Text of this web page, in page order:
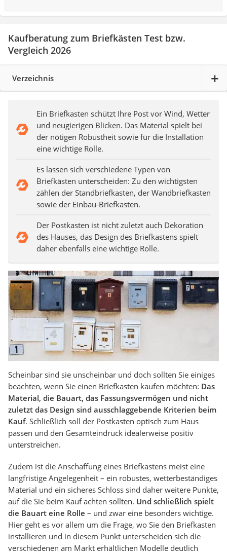
Kaufberatung zum Briefkästen Test bzw.
Vergleich 2026
Verzeichnis
Ein Briefkasten schützt Ihre Post vor Wind, Wetter
und neugierigen Blicken. Das Material spielt bei
der nötigen Robustheit sowie für die Installation
eine wichtige Rolle.
Es lassen sich verschiedene Typen von
Briefkästen unterscheiden: Zu den wichtigsten
zählen der Standbriefkasten, der Wandbriefkasten
sowie der Einbau-Briefkasten.
Der Postkasten ist nicht zuletzt auch Dekoration
des Hauses, das Design des Briefkastens spielt
daher ebenfalls eine wichtige Rolle.
Scheinbar sind sie unscheinbar und doch sollten Sie einiges
beachten, wenn Sie einen Briefkasten kaufen möchten: Das
Material, die Bauart, das Fassungsvermögen und nicht
zuletzt das Design sind ausschlaggebende Kriterien beim
Kauf. Schließlich soll der Postkasten optisch zum Haus
passen und den Gesamteindruck idealerweise positiv
unterstreichen.
Zudem ist die Anschaffung eines Briefkastens meist eine
langfristige Angelegenheit – ein robustes, wetterbeständiges
Material und ein sicheres Schloss sind daher weitere Punkte,
auf die Sie beim Kauf achten sollten. Und schließlich spielt
die Bauart eine Rolle – und zwar eine besonders wichtige.
Hier geht es vor allem um die Frage, wo Sie den Briefkasten
installieren und in diesem Punkt unterscheiden sich die
verschiedenen am Markt erhältlichen Modelle deutlich